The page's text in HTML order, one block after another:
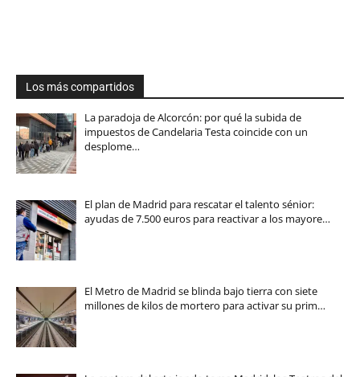
Los más compartidos
La paradoja de Alcorcón: por qué la subida de
impuestos de Candelaria Testa coincide con un
desplome…
El plan de Madrid para rescatar el talento sénior:
ayudas de 7.500 euros para reactivar a los mayore…
El Metro de Madrid se blinda bajo tierra con siete
millones de kilos de mortero para activar su prim…